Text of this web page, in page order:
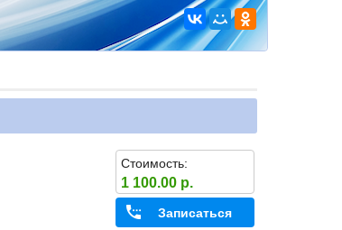
Стоимость:
1 100.00 р.
Записаться